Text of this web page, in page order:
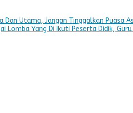
Utama, Jangan Tinggalkan Puasa
Lomba Yang Di Ikuti Peserta Didik,